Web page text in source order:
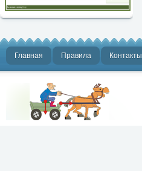
Главная Правила Контакты